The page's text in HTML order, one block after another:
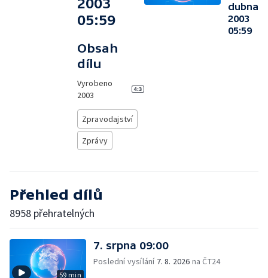
2003
05:59
Obsah
dílu
Vyrobeno
2003
Zpravodajství
Zprávy
dubna
2003
05:59
Přehled dílů
8958 přehratelných
59 min
7. srpna 09:00
Poslední vysílání 7. 8. 2026 na ČT24